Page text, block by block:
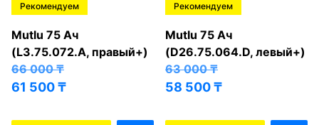
Рекомендуем
Mutlu 75 Ач
(L3.75.072.A, правый+)
66 000₸
61 500₸
Рекомендуем
Mutlu 75 Ач
(D26.75.064.D, левый+)
63 000₸
58 500₸